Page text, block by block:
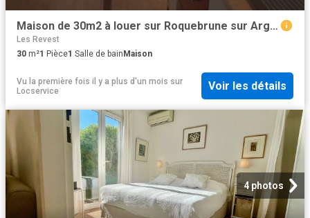
Maison de 30m2 à louer sur Roquebrune sur Argens
Les Revest
30 m²1 Pièce1 Salle de bainMaison
Vu la première fois il y a plus d'un mois sur
Locservice
Voir les détails
4 photos